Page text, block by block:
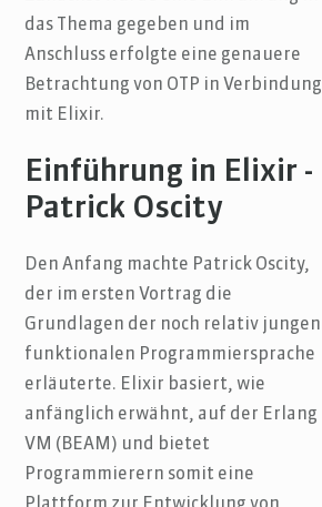
das Thema gegeben und im
Anschluss erfolgte eine genauere
Betrachtung von OTP in Verbindung
mit Elixir.
Einführung in Elixir -
Patrick Oscity
Den Anfang machte Patrick Oscity,
der im ersten Vortrag die
Grundlagen der noch relativ jungen
funktionalen Programmiersprache
erläuterte. Elixir basiert, wie
anfänglich erwähnt, auf der Erlang
VM (BEAM) und bietet
Programmierern somit eine